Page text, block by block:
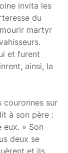
invita les
du
martyr
et furent
ainsi, la
couronnes sur
à son père :
eux. » Son
deux se
et ils